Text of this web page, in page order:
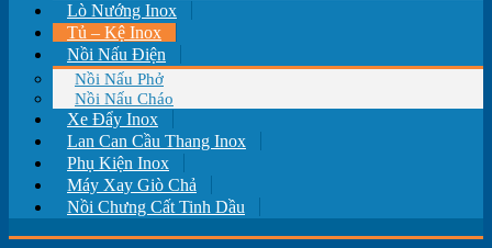
Lò Nướng Inox
Tủ – Kệ Inox
Nồi Nấu Điện
Nồi Nấu Phở
Nồi Nấu Cháo
Xe Đẩy Inox
Lan Can Cầu Thang Inox
Phụ Kiện Inox
Máy Xay Giò Chả
Nồi Chưng Cất Tinh Dầu